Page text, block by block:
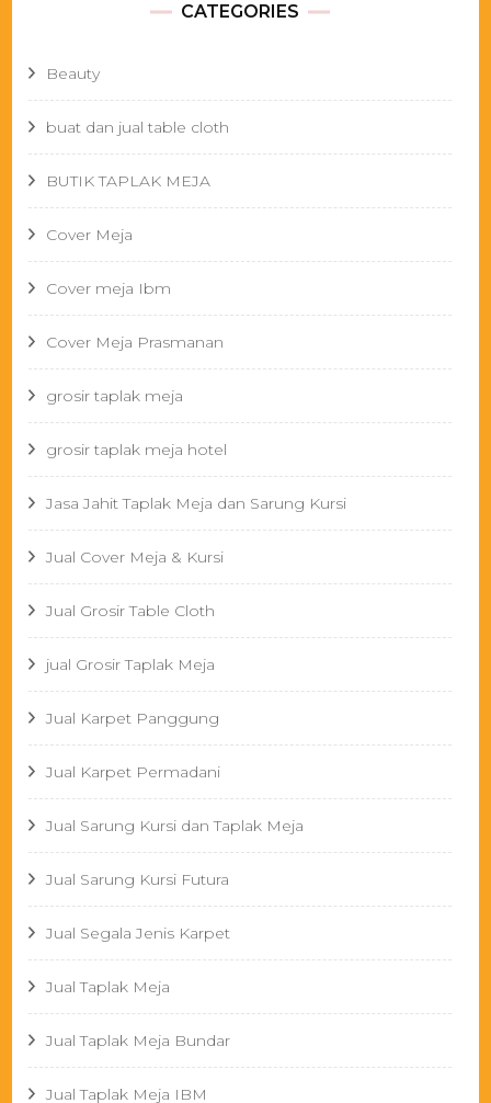
CATEGORIES
Beauty
buat dan jual table cloth
BUTIK TAPLAK MEJA
Cover Meja
Cover meja Ibm
Cover Meja Prasmanan
grosir taplak meja
grosir taplak meja hotel
Jasa Jahit Taplak Meja dan Sarung Kursi
Jual Cover Meja & Kursi
Jual Grosir Table Cloth
jual Grosir Taplak Meja
Jual Karpet Panggung
Jual Karpet Permadani
Jual Sarung Kursi dan Taplak Meja
Jual Sarung Kursi Futura
Jual Segala Jenis Karpet
Jual Taplak Meja
Jual Taplak Meja Bundar
Jual Taplak Meja IBM